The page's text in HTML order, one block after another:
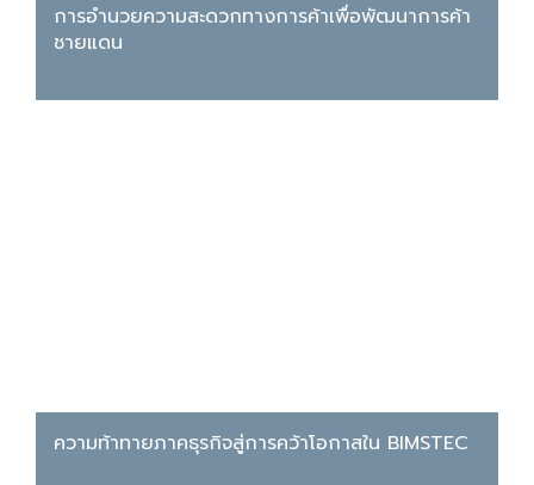
การอำนวยความสะดวกทางการค้าเพื่อพัฒนาการค้า
ชายแดน
ความท้าทายภาคธุรกิจสู่การคว้าโอกาสใน BIMSTEC